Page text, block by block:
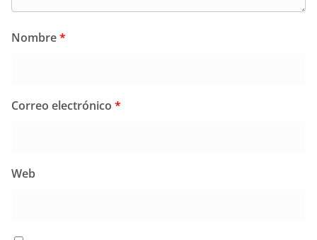
Nombre*
Correo electrónico *
Web